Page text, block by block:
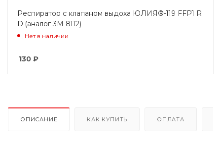
Респиратор с клапаном выдоха ЮЛИЯ®-119 FFP1 R
D (аналог 3М 8112)
Нет в наличии
130 ₽
ОПИСАНИЕ КАК КУПИТЬ ОПЛАТА